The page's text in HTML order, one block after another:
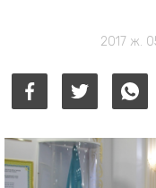
2017 ж.